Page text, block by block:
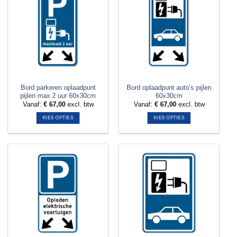
variaties.
kan
gekozen
worden
op
productpagina
Deze
kan
gekozen
worden
op
productpagina
Bord parkeren oplaadpunt
pijlen max 2 uur 60x30cm
Vanaf: €67,00excl. btw
KIES OPTIES
meerdere
variaties.
Deze
kan
gekozen
worden
op
Bord oplaadpunt auto’s pijlen
60x30cm
Vanaf: €67,00excl. btw
KIES OPTIES
meerdere
Deze
optie
gekozen
worden
op